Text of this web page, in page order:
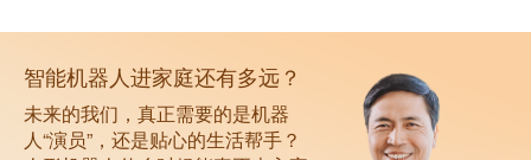
智能机器人进家庭还有多远？
未来的我们，真正需要的是机器
人“演员”，还是贴心的生活帮手？